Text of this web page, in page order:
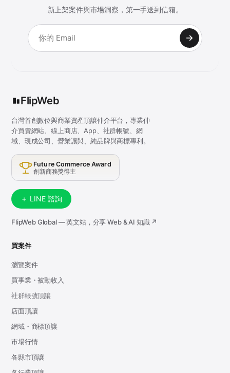
新上架案件與市場洞察，第一手送到信箱。
FlipWeb
台灣首創數位與商業資產頂讓仲介平台，專業仲
介買賣網站、線上商店、App、社群帳號、網
域、現成公司、營業讓與、純品牌與商標專利。
Future Commerce Award
創新商務獎得主
＋ LINE 諮詢
FlipWeb Global — 英文站，分享 Web & AI 知識 ↗
買案件
瀏覽案件
買事業・被動收入
社群帳號頂讓
店面頂讓
網域・商標頂讓
市場行情
各縣市頂讓